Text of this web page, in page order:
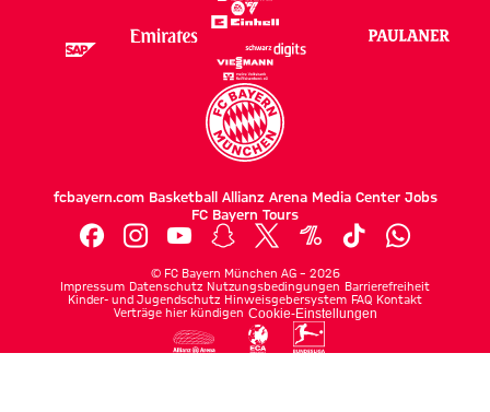
fcbayern.com Basketball Allianz Arena Media Center Jobs
FC Bayern Tours
© FC Bayern München AG – 2026
Impressum Datenschutz Nutzungsbedingungen Barrierefreiheit
Kinder- und Jugendschutz Hinweisgebersystem FAQ Kontakt
Verträge hier kündigen Cookie-Einstellungen